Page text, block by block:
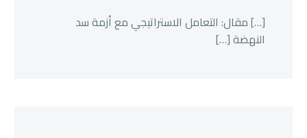
[…] مقال: التعامل الاستراتيجي مع أزمة سد
النهضة […]